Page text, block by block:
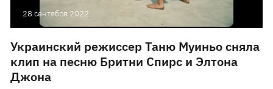
28 сентября 2022
Украинский режиссер Таню Муиньо сняла
клип на песню Бритни Спирс и Элтона
Джона